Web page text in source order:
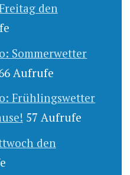
den
Sommerwetter
Aufrufe
Frühlingswetter
57 Aufrufe
den